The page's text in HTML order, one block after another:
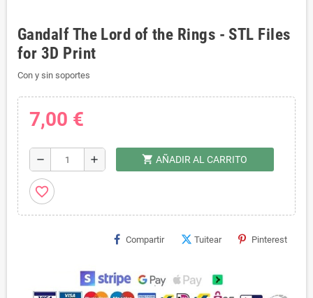
Gandalf The Lord of the Rings - STL Files
for 3D Print
Con y sin soportes
7,00 €
remove add shopping_cart AÑADIR AL CARRITO
favorite_border
Compartir Tuitear Pinterest